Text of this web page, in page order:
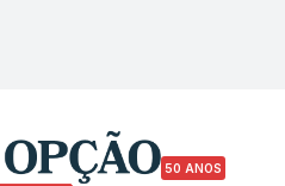
50 ANOS